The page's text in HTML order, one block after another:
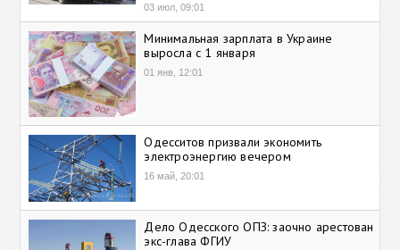
03 июл, 09:01
Минимальная зарплата в Украине
выросла с 1 января
01 янв, 12:01
Одесситов призвали экономить
электроэнергию вечером
16 май, 20:01
Дело Одесского ОПЗ: заочно арестован
экс-глава ФГИУ